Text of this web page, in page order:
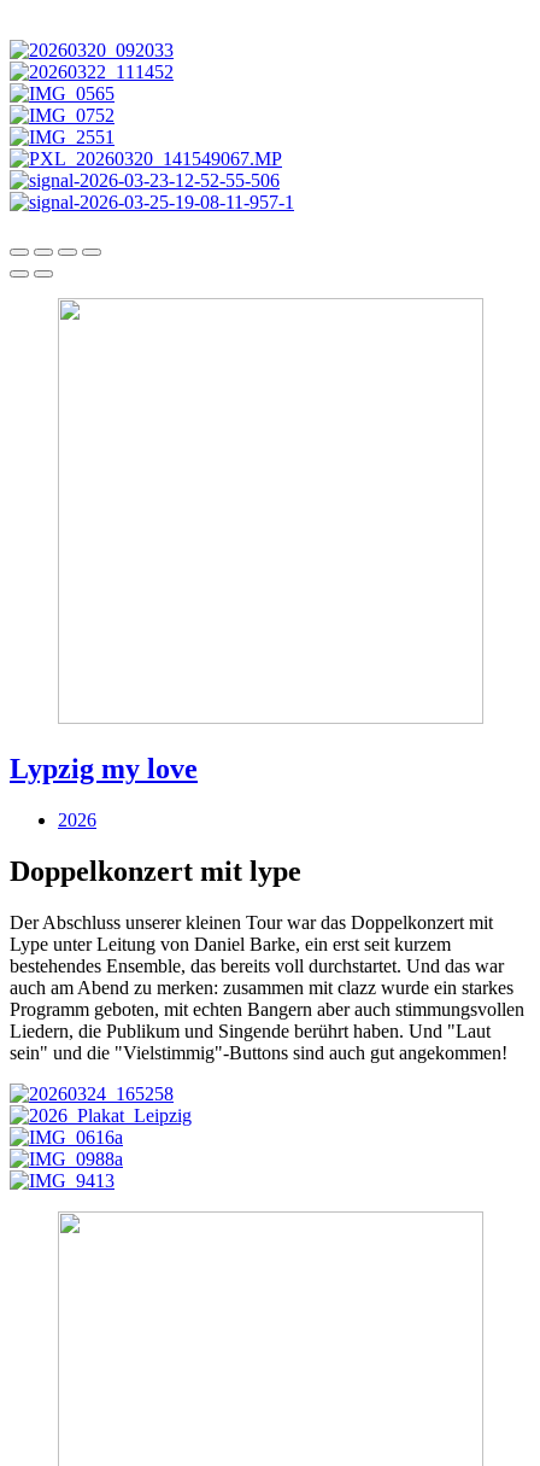
Lypzig my love
2026
Doppelkonzert mit lype
Der Abschluss unserer kleinen Tour war das Doppelkonzert mit
Lype unter Leitung von Daniel Barke, ein erst seit kurzem
bestehendes Ensemble, das bereits voll durchstartet. Und das war
auch am Abend zu merken: zusammen mit clazz wurde ein starkes
Programm geboten, mit echten Bangern aber auch stimmungsvollen
Liedern, die Publikum und Singende berührt haben. Und "Laut
sein" und die "Vielstimmig"-Buttons sind auch gut angekommen!